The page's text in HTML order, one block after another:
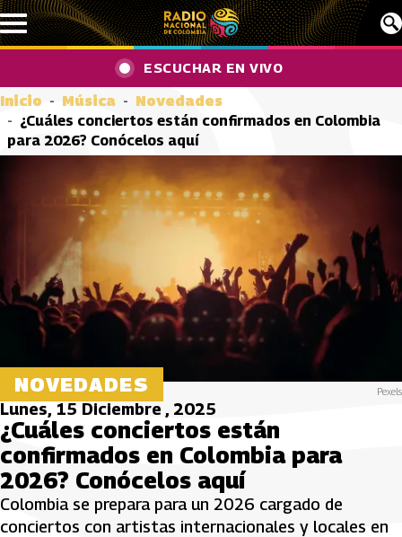
Pasar al contenido principal
ESCUCHAR EN VIVO
Inicio Música
Novedades
¿Cuáles conciertos están confirmados en Colombia
para 2026? Conócelos aquí
NOVEDADES Pexels
Lunes, 15 Diciembre , 2025
¿Cuáles conciertos están
confirmados en Colombia para
2026? Conócelos aquí
Colombia se prepara para un 2026 cargado de
conciertos con artistas internacionales y locales en